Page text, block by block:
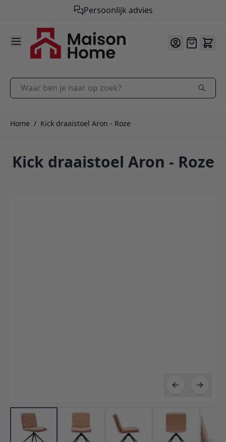
Persoonlijk advies
9.9/10
Ga naar de inhoud
Offerte
Waar ben je naar op zoek?
Home / Kick draaistoel Aron - Roze
Kick draaistoel Aron - Roze